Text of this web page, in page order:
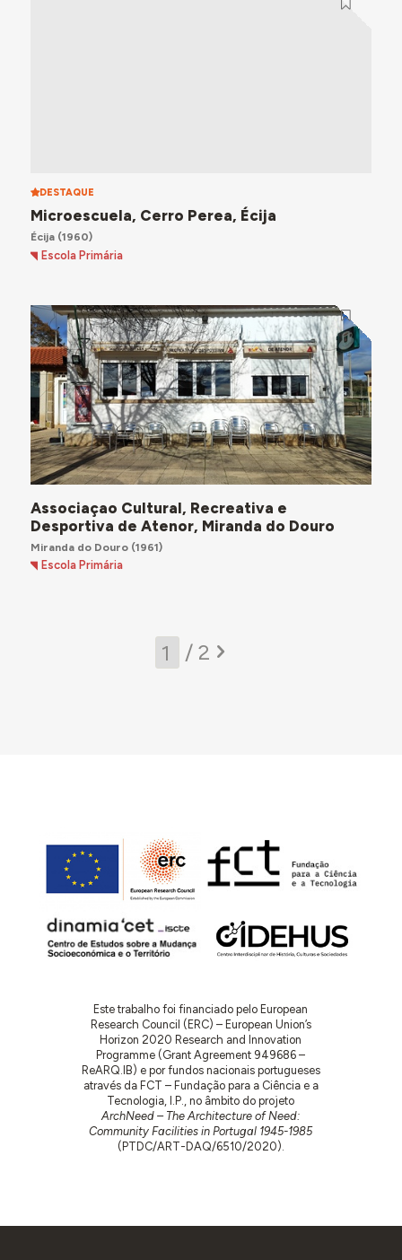
DESTAQUE
Microescuela, Cerro Perea, Écija
Écija(1960)
Escola Primária
Associaçao Cultural, Recreativa e
Desportiva de Atenor, Miranda do Douro
Miranda do Douro(1961)
Escola Primária
/ 2
Este trabalho foi financiado pelo European
Research Council (ERC) – European Union’s
Horizon 2020 Research and Innovation
Programme (Grant Agreement 949686 –
ReARQ.IB) e por fundos nacionais portugueses
através da FCT – Fundação para a Ciência e a
Tecnologia, I.P., no âmbito do projeto
ArchNeed – The Architecture of Need:
Community Facilities in Portugal 1945-1985
(PTDC/ART-DAQ/6510/2020).